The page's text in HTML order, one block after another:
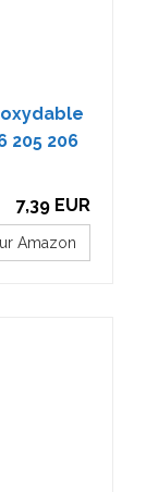
205 206
7,39 EUR
Amazon